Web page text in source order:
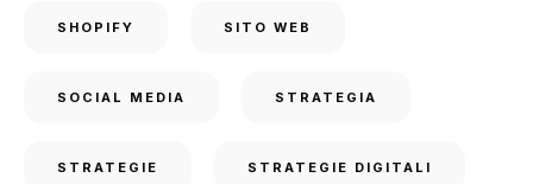
SHOPIFY SITO WEB
SOCIAL MEDIA STRATEGIA
STRATEGIE STRATEGIE DIGITALI